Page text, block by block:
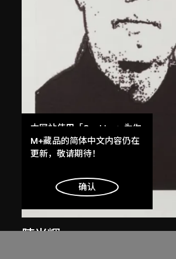
陳光輝
本网站使用「Cookies」为你
提供最好的网站体验。
了解更多
明白
M+藏品的简体中文内容仍在
更新，敬请期待！
确认